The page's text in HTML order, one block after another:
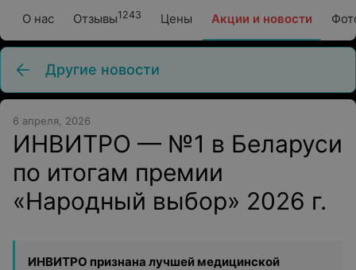
О нас Отзывы1243 Цены Акции и новости
Другие новости
6 апреля, 2026
ИНВИТРО — №1 в Беларуси
по итогам премии
«Народный выбор» 2026 г.
ИНВИТРО признана лучшей медицинской